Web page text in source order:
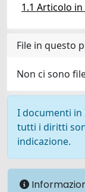
1.1 Articolo
File in questo
Non ci sono
I documenti in
tutti i diritti
indicazione.